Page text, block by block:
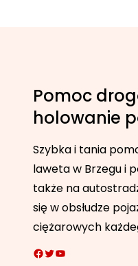
Pomoc
holowanie
Szybka i tania
laweta w Brzegu i
także na
się w obsłudze
ciężarowych
Facebook Twitter YouTube